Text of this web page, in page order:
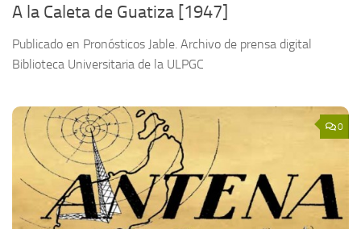
A la Caleta de Guatiza [1947]
Publicado en Pronósticos Jable. Archivo de prensa digital
Biblioteca Universitaria de la ULPGC
0